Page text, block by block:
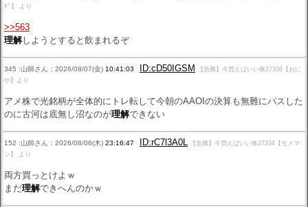
ｹﾞ】 より
>>563
理解しようとすると飲まれるぞ
345 :山師さん：2026/08/07(金) 10:41:03 ID:cD50IGSM
【急騰】今買えばいい株27336【おに
や】より
アメ株で光銘柄が全体的にトレ転して今朝のAAOIの決算も無難にパスした
のに古河は底無し沼なのが理解できない
152 :山師さん：2026/08/06(木) 23:16:47 ID:rC7l3A0L
【急騰】今買えばいい株27334【モメマ
ン】 より
両方買っとけよｗ
まだ理解できへんのかｗ